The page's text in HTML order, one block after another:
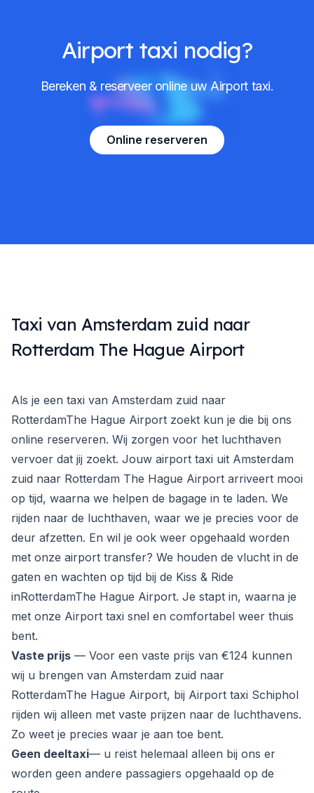
Airport taxi nodig?
Bereken & reserveer online uw Airport taxi.
Online reserveren
Taxi van Amsterdam zuid naar
Rotterdam The Hague Airport
Als je een taxi van Amsterdam zuid naar
RotterdamThe Hague Airport zoekt kun je die bij ons
online reserveren. Wij zorgen voor het luchthaven
vervoer dat jij zoekt. Jouw airport taxi uit Amsterdam
zuid naar Rotterdam The Hague Airport arriveert mooi
op tijd, waarna we helpen de bagage in te laden. We
rijden naar de luchthaven, waar we je precies voor de
deur afzetten. En wil je ook weer opgehaald worden
met onze airport transfer? We houden de vlucht in de
gaten en wachten op tijd bij de Kiss & Ride
inRotterdamThe Hague Airport. Je stapt in, waarna je
met onze Airport taxi snel en comfortabel weer thuis
bent.
Vaste prijs — Voor een vaste prijs van €124 kunnen
wij u brengen van Amsterdam zuid naar
RotterdamThe Hague Airport, bij Airport taxi Schiphol
rijden wij alleen met vaste prijzen naar de luchthavens.
Zo weet je precies waar je aan toe bent.
Geen deeltaxi— u reist helemaal alleen bij ons er
worden geen andere passagiers opgehaald op de